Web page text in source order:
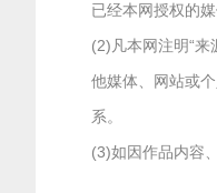
已经本网授权的
(2)凡本网注明“
他媒体、网站或
系。
(3)如因作品内容